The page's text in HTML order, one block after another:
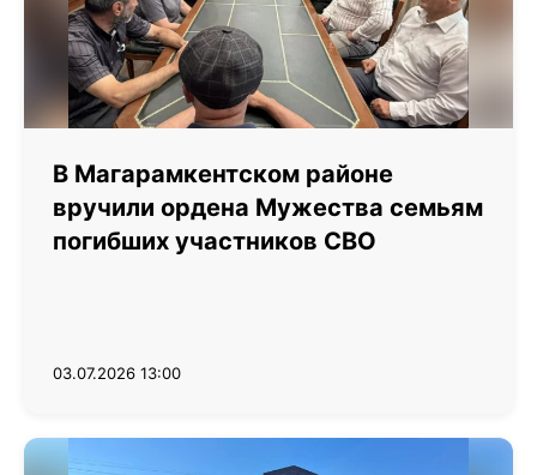
В Магарамкентском районе
вручили ордена Мужества семьям
погибших участников СВО
03.07.2026 13:00